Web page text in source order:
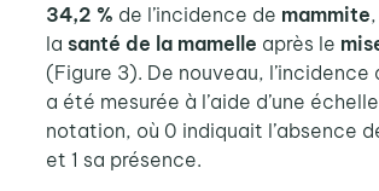
34,2 % de l’incidence de mammite
la santé de la mamelle après le
(Figure 3). De nouveau, l’incidence
a été mesurée à l’aide d’une
notation, où 0 indiquait l’absence
et 1 sa présence.